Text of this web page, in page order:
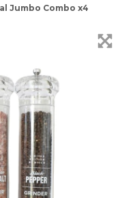
Jumbo Combo x4